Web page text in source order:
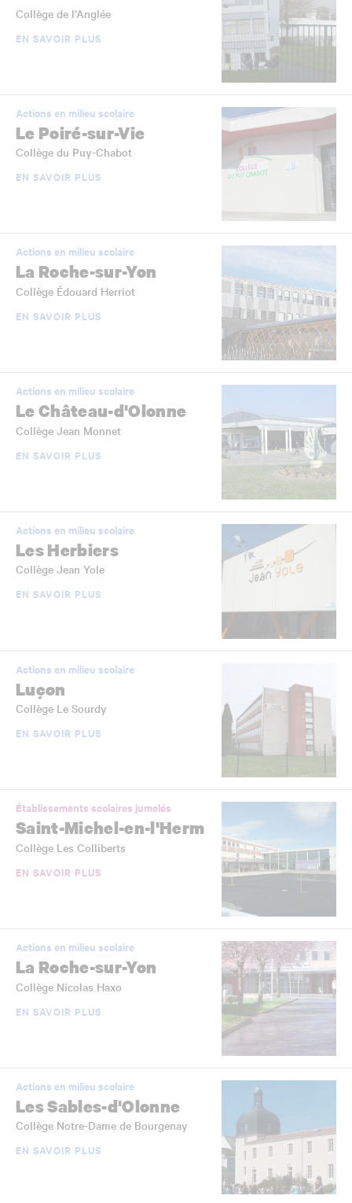
Collège de l’Anglée
EN SAVOIR PLUS
Actions en milieu scolaire
Le Poiré-sur-Vie
Collège du Puy-Chabot
EN SAVOIR PLUS
Actions en milieu scolaire
La Roche-sur-Yon
Collège Édouard Herriot
EN SAVOIR PLUS
Actions en milieu scolaire
Le Château-d'Olonne
Collège Jean Monnet
EN SAVOIR PLUS
Actions en milieu scolaire
Les Herbiers
Collège Jean Yole
EN SAVOIR PLUS
Actions en milieu scolaire
Luçon
Collège Le Sourdy
EN SAVOIR PLUS
Établissements scolaires jumelés
Saint-Michel-en-l'Herm
Collège Les Colliberts
EN SAVOIR PLUS
Actions en milieu scolaire
La Roche-sur-Yon
Collège Nicolas Haxo
EN SAVOIR PLUS
Actions en milieu scolaire
Les Sables-d'Olonne
Collège Notre-Dame de Bourgenay
EN SAVOIR PLUS